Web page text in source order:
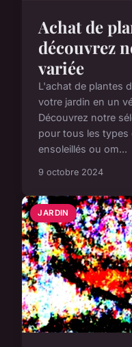
Achat de
découvrez
variée
L'achat de plantes
votre jardin en un
Découvrez notre
pour tous les
ensoleillés ou om...
9 octobre 2024
JARDIN